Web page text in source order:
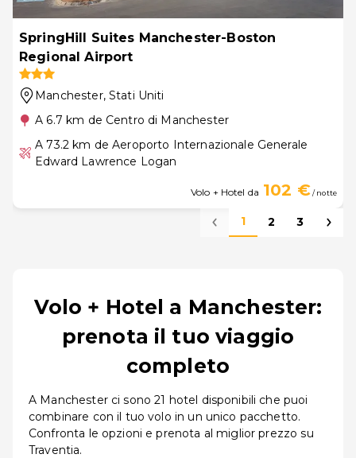
SpringHill Suites Manchester-Boston
Regional Airport
Manchester, Stati Uniti
A 6.7 km de Centro di Manchester
A 73.2 km de Aeroporto Internazionale Generale
Edward Lawrence Logan
Volo + Hotel da 102 €/ notte
1 2 3
Volo + Hotel a Manchester:
prenota il tuo viaggio
completo
A Manchester ci sono 21 hotel disponibili che puoi
combinare con il tuo volo in un unico pacchetto.
Confronta le opzioni e prenota al miglior prezzo su
Traventia.